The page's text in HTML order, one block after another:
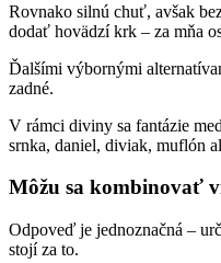
Rovnako silnú chuť, avšak
dodať hovädzí krk – za mňa
Ďalšími výbornými
zadné.
V rámci diviny sa fantázie
srnka, daniel, diviak, muflón
Môžu sa kombinovať
Odpoveď je jednoznačná –
stojí za to.